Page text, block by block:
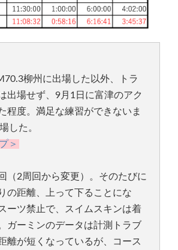
柳州に出場した以外、トラ
出場せず、9月1日に富津のアク
程度。満足な練習ができないま
した。
＞
（2周回から変更）。そのたびに
の距離、上って下ることにな
ーツ禁止で、スイムスキンは着
ガーミンのデータは計測トラブ
離が短くなっているが、コース